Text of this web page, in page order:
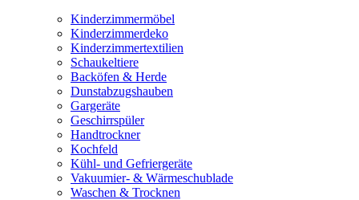
Kinderzimmermöbel
Kinderzimmerdeko
Kinderzimmertextilien
Schaukeltiere
Backöfen & Herde
Dunstabzugshauben
Gargeräte
Geschirrspüler
Handtrockner
Kochfeld
Kühl- und Gefriergeräte
Vakuumier- & Wärmeschublade
Waschen & Trocknen